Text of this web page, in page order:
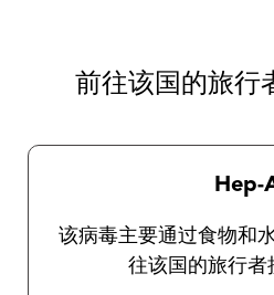
供有关一般保护措施以
前往该国的旅行
Hep-
该病毒主要通过食物和
往该国的旅行者